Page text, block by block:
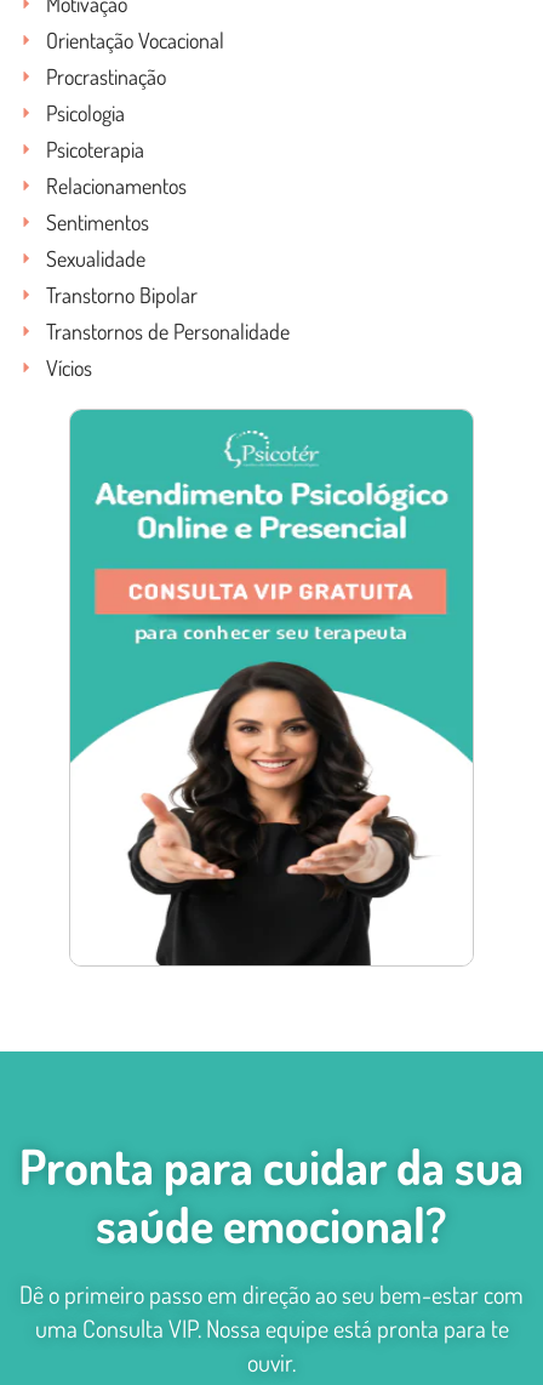
Orientação Vocacional
Procrastinação
Psicologia
Psicoterapia
Relacionamentos
Sentimentos
Sexualidade
Transtorno Bipolar
Transtornos de Personalidade
Vícios
Pronta para cuidar da sua
saúde emocional?
Dê o primeiro passo em direção ao seu bem-estar com
uma Consulta VIP. Nossa equipe está pronta para te
ouvir.